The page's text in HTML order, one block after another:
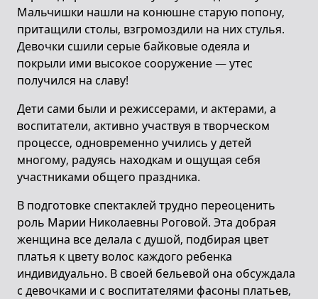
Мальчишки нашли на конюшне старую попону,
притащили столы, взгромоздили на них стулья.
Девочки сшили серые байковые одеяла и
покрыли ими высокое сооружение — утес
получился на славу!
Дети сами были и режиссерами, и актерами, а
воспитатели, активно участвуя в творческом
процессе, одновременно учились у детей
многому, радуясь находкам и ощущая себя
участниками общего праздника.
В подготовке спектаклей трудно переоценить
роль Марии Николаевны Роговой. Эта добрая
женщина все делала с душой, подбирая цвет
платья к цвету волос каждого ребенка
индивидуально. В своей бельевой она обсуждала
с девочками и с воспитателями фасоны платьев,